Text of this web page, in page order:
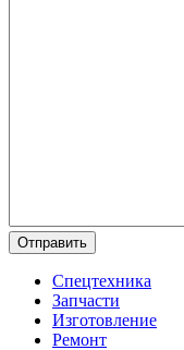
Отправить
Спецтехника
Запчасти
Изготовление
Ремонт